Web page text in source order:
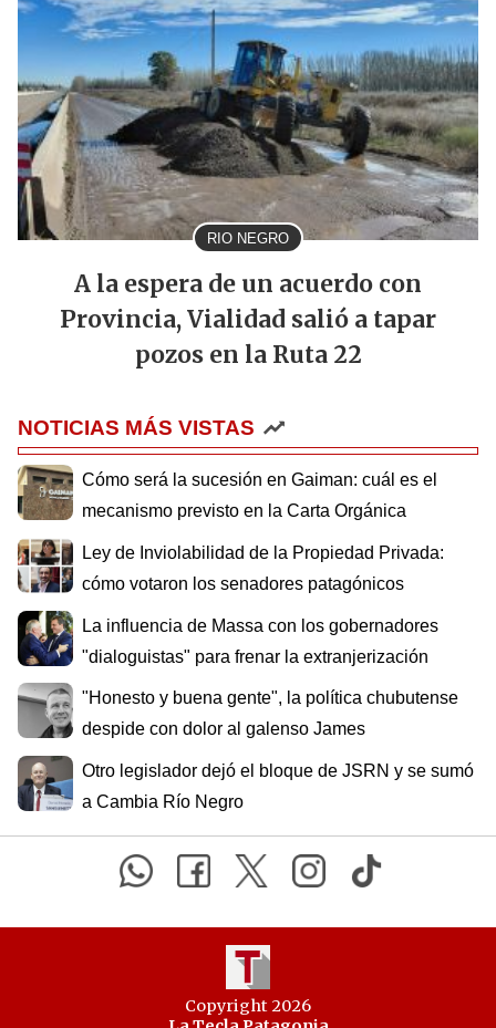
RIO NEGRO
A la espera de un acuerdo con
Provincia, Vialidad salió a tapar
pozos en la Ruta 22
NOTICIAS MÁS VISTAS
Cómo será la sucesión en Gaiman: cuál es el
mecanismo previsto en la Carta Orgánica
Ley de Inviolabilidad de la Propiedad Privada:
cómo votaron los senadores patagónicos
La influencia de Massa con los gobernadores
"dialoguistas" para frenar la extranjerización
"Honesto y buena gente", la política chubutense
despide con dolor al galenso James
Otro legislador dejó el bloque de JSRN y se sumó
a Cambia Río Negro
Copyright 2026